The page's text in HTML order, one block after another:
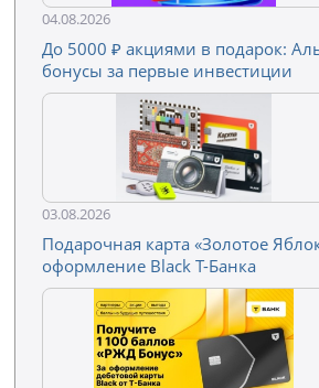
04.08.2026
До 5000 ₽ акциями в подарок:
бонусы за первые инвестиции
03.08.2026
Подарочная карта «Золотое
оформление Black Т-Банка